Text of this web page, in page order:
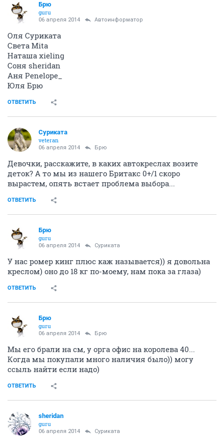
Брю
guru
06 апреля 2014 Автоинформатор
Оля Суриката
Света Mita
Наташа xieling
Соня sheridan
Аня Penelope_
Юля Брю
ОТВЕТИТЬ
Суриката
veteran
06 апреля 2014 Брю
Девочки, расскажите, в каких автокреслах возите
деток? А то мы из нашего Бритакс 0+/1 скоро
вырастем, опять встает проблема выбора...
ОТВЕТИТЬ
Брю
guru
06 апреля 2014 Суриката
У нас ромер кинг плюс каж называется)) я довольна
креслом) оно до 18 кг по-моему, нам пока за глаза)
ОТВЕТИТЬ
Брю
guru
06 апреля 2014 Брю
Мы его брали на см, у орга офис на королева 40...
Когда мы покупали много наличия было)) могу
ссыль найти если надо)
ОТВЕТИТЬ
sheridan
guru
06 апреля 2014 Суриката